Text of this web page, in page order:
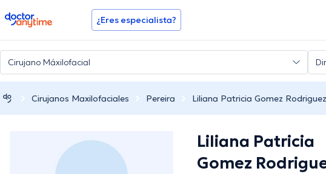
doctoranytime ¿Eres especialista?
Cirujanos Maxilofaciales Pereira Liliana Patricia Gomez Rodriguez
Liliana Patricia
Gomez